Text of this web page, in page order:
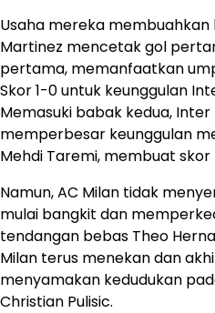
Usaha mereka membuahkan
Martinez mencetak gol
pertama, memanfaatkan
Skor 1-0 untuk keunggulan
Memasuki babak kedua,
memperbesar keunggulan
Mehdi Taremi, membuat skor
Namun, AC Milan tidak
mulai bangkit dan
tendangan bebas Theo
Milan terus menekan dan
menyamakan kedudukan
Christian Pulisic.